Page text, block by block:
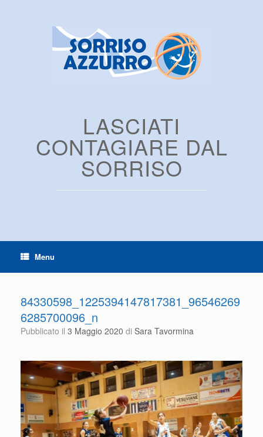
LASCIATI
CONTAGIARE DAL
SORRISO
Menu
84330598_1225394147817381_96546269
6285700096_n
Pubblicato il 3 Maggio 2020 di Sara Tavormina